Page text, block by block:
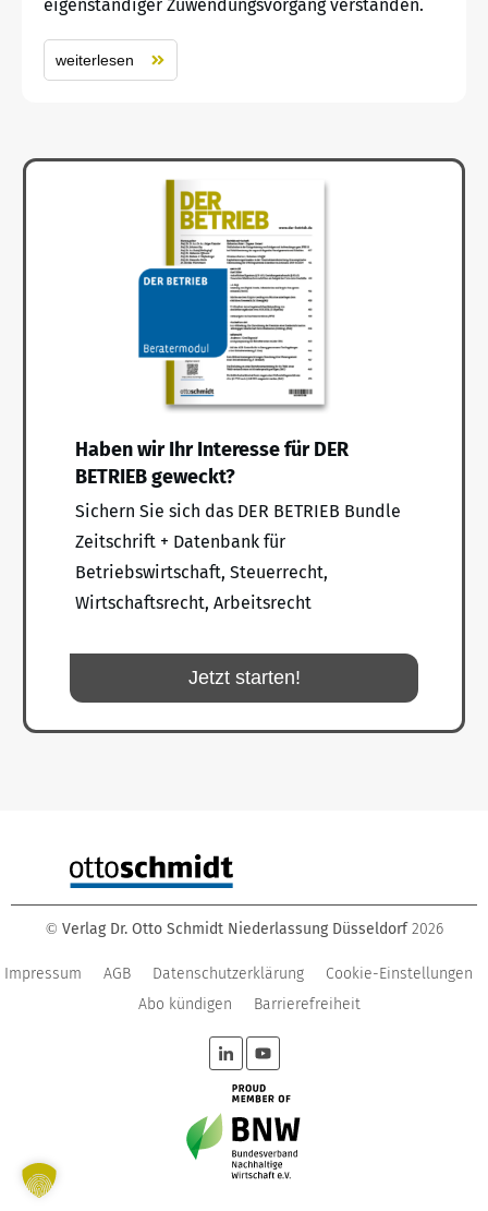
eigenständiger Zuwendungsvorgang verstanden.
weiterlesen
Haben wir Ihr Interesse für DER
BETRIEB geweckt?
Sichern Sie sich das DER BETRIEB Bundle
Zeitschrift + Datenbank für
Betriebswirtschaft, Steuerrecht,
Wirtschaftsrecht, Arbeitsrecht
Jetzt starten!
© Verlag Dr. Otto Schmidt Niederlassung Düsseldorf 2026
Impressum AGB Datenschutzerklärung
Cookie-Einstellungen
Abo kündigen
Barrierefreiheit